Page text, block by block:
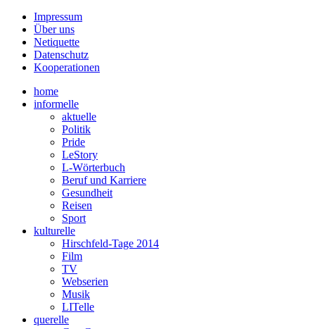
Impressum
Über uns
Netiquette
Datenschutz
Kooperationen
home
informelle
aktuelle
Politik
Pride
LeStory
L-Wörterbuch
Beruf und Karriere
Gesundheit
Reisen
Sport
kulturelle
Hirschfeld-Tage 2014
Film
TV
Webserien
Musik
LITelle
querelle